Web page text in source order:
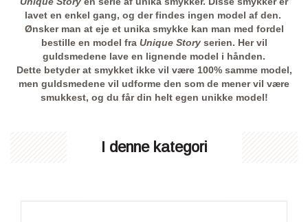
lavet en enkel gang, og der findes ingen model af den.
Ønsker man at eje et unika smykke kan man med fordel
bestille en model fra Unique Storyserien. Her vil
guldsmedene lave en lignende model i hånden.
Dette betyder at smykket ikke vil være 100% samme model,
men guldsmedene vil udforme den som de mener vil være
smukkest, og du får din helt egen unikke model!
I denne kategori